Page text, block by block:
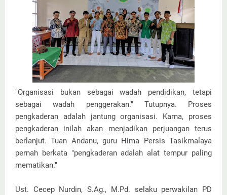
"Organisasi bukan sebagai wadah pendidikan, tetapi
sebagai wadah penggerakan." Tutupnya. Proses
pengkaderan adalah jantung organisasi. Karna, proses
pengkaderan inilah akan menjadikan perjuangan terus
berlanjut. Tuan Andanu, guru Hima Persis Tasikmalaya
pernah berkata "pengkaderan adalah alat tempur paling
mematikan."
Ust. Cecep Nurdin, S.Ag., M.Pd. selaku perwakilan PD